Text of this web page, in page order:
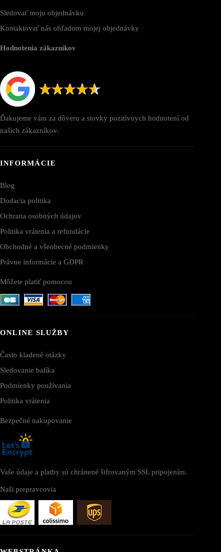
Sledovať moju objednávku
Kontaktovať nás ohľadom mojej objednávky
Hodnotenia zákazníkov
Ďakujeme vám za dôveru a stovky pozitívnych hodnotení od
našich zákazníkov.
INFORMÁCIE
Blog
Dodacia politika
Ochrana osobných údajov
Politika vrátenia a refundácie
Obchodné a všeobecné podmienky
Právne informácie a GDPR
Môžete platiť pomocou
ONLINE SLUŽBY
Často kladené otázky
Sledovanie balíka
Podmienky používania
Politika vrátenia
Bezpečné nakupovanie
Vaše údaje a platby sú chránené šifrovaným SSL pripojením.
Naši prepravcovia